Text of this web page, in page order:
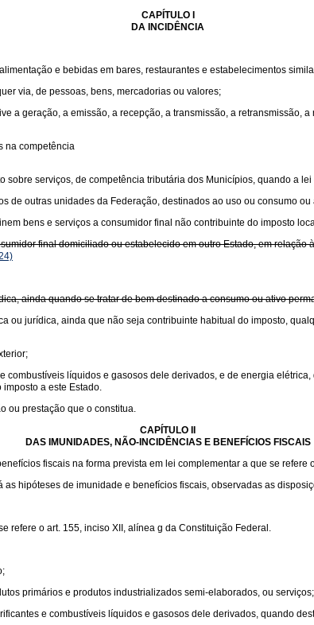
CAPÍTULO I
DA INCIDÊNCIA
e bebidas em bares, restaurantes e estabelecimentos
via, de pessoas, bens, mercadorias ou valores;
a geração, a emissão, a recepção, a transmissão, a retransmissão,
na competência
serviços, de competência tributária dos Municípios, quando a
de outras unidades da Federação, destinados ao uso ou consumo
bens e serviços a consumidor final não contribuinte do imposto
final domiciliado ou estabelecido em outro Estado, em
ainda quando se tratar de bem destinado a consumo ou ativo
ou jurídica, ainda que não seja contribuinte habitual do imposto,
líquidos e gasosos dele derivados, e de energia
a este Estado.
ou prestação que o constitua.
CAPÍTULO II
DAS IMUNIDADES, NÃO-INCIDÊNCIAS E BENEFÍCIOS FISCAIS
fiscais na forma prevista em lei complementar a que se
hipóteses de imunidade e benefícios fiscais, observadas as
refere o art. 155, inciso XII, alínea g da Constituição Federal.
primários e produtos industrializados semi-elaborados, ou serviços;
e combustíveis líquidos e gasosos dele derivados, quando